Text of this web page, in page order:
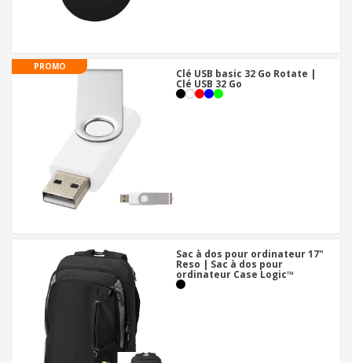
PROMO
Clé USB basic 32 Go Rotate |
Clé USB 32 Go
Sac à dos pour ordinateur 17"
Reso | Sac à dos pour
ordinateur Case Logic™